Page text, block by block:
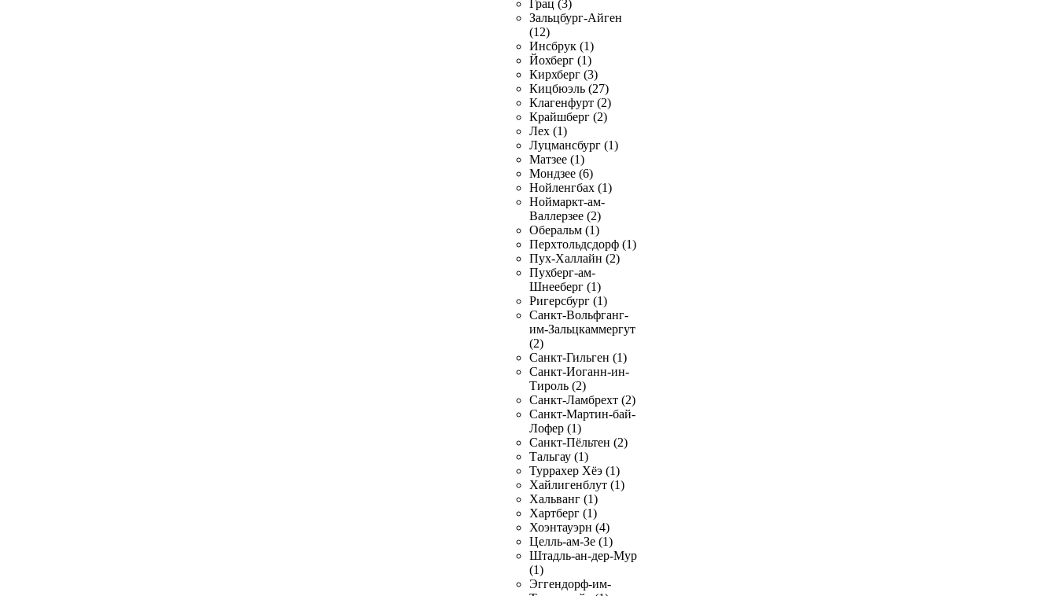
Грац (3)
Зальцбург-Айген
(12)
Инсбрук (1)
Йохберг (1)
Кирхберг (3)
Кицбюэль (27)
Клагенфурт (2)
Крайшберг (2)
Лех (1)
Луцмансбург (1)
Матзее (1)
Мондзее (6)
Нойленгбах (1)
Ноймаркт-ам-
Валлерзее (2)
Оберальм (1)
Перхтольдсдорф (1)
Пух-Халлайн (2)
Пухберг-ам-
Шнееберг (1)
Ригерсбург (1)
Санкт-Вольфганг-
им-Зальцкаммергут
(2)
Санкт-Гильген (1)
Санкт-Иоганн-ин-
Тироль (2)
Санкт-Ламбрехт (2)
Санкт-Мартин-бай-
Лофер (1)
Санкт-Пёльтен (2)
Тальгау (1)
Туррахер Хёэ (1)
Хайлигенблут (1)
Хальванг (1)
Хартберг (1)
Хоэнтауэрн (4)
Целль-ам-Зе (1)
Штадль-ан-дер-Мур
(1)
Эггендорф-им-